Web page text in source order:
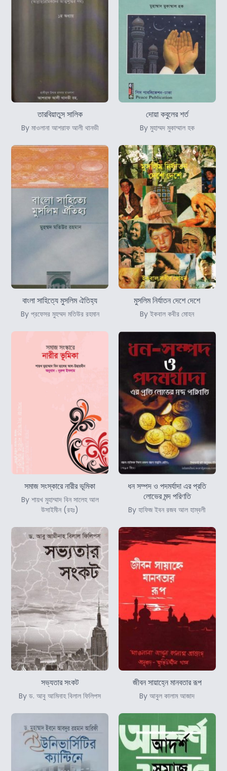
তারবিয়াতুস সালিক
By মাওলানা আশরাফ আলী থানভী
দোয়া কবুলের শর্ত
By মুহাম্মদ মুকাম্মাল হক
বাংলা সাহিত্যে মুসলিম ঐতিহ্য
By প্রফেসর মুহম্মদ মতিউর রহমান
মুসলিম নির্যাতন দেশে দেশে
By ইকবাল কবীর মোহন
সমাজ সংস্কারে নারীর ভূমিকা
By শায়খ মুহাম্মাদ বিন সালেহ আল
উসাইমীন (রহঃ)
ধন সম্পদ ও পদমর্যাদা এর প্রতি
লোভের মন্দ পরিণতি
By হাফিজ ইবন রজব আল হাম্বলী
সভ্যতার সংকট
By ড. আবু আমিনাহ বিলাল ফিলিপস
জীবন সায়াহ্নে মানবতার রূপ
By আবুল কালাম আজাদ